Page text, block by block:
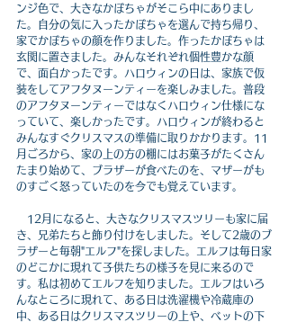
ンジ色で、大きなかぼちゃがそこら中にありまし
た。自分の気に入ったかぼちゃを選んで持ち帰り、
家でかぼちゃの顔を作りました。作ったかぼちゃは
玄関に置きました。みんなそれぞれ個性豊かな顔
で、面白かったです。ハロウィンの日は、家族で仮
装をしてアフタヌーンティーを楽しみました。普段
のアフタヌーンティーではなくハロウィン仕様にな
っていて、楽しかったです。ハロウィンが終わると
みんなすぐクリスマスの準備に取りかかります。11
月ごろから、家の上の方の棚にはお菓子がたくさん
たまり始めて、ブラザーが食べたのを、マザーがも
のすごく怒っていたのを今でも覚えています。
12月になると、大きなクリスマスツリーも家に届
き、兄弟たちと飾り付けをしました。そして2歳のブ
ラザーと毎朝"エルフ"を探しました。エルフは毎日家
のどこかに現れて子供たちの様子を見に来るので
す。私は初めてエルフを知りました。エルフはいろ
んなところに現れて、ある日は洗濯機や冷蔵庫の
中、ある日はクリスマスツリーの上や、ベットの下